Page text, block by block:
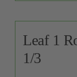
Leaf 1
1/3